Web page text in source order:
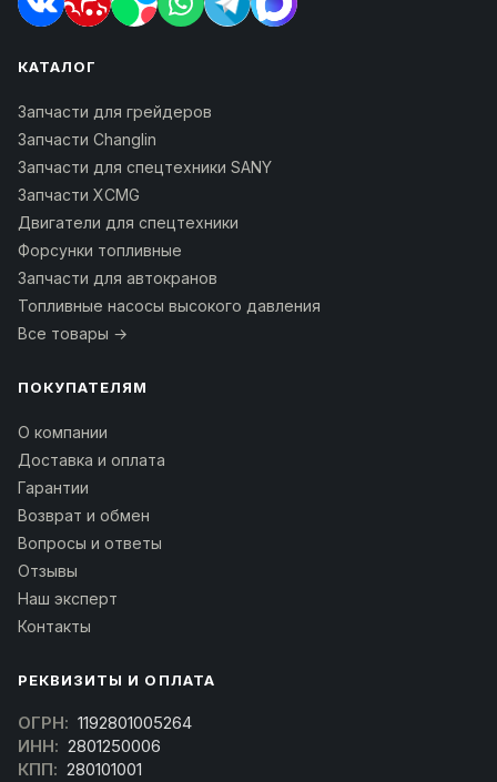
КАТАЛОГ
Запчасти для грейдеров
Запчасти Changlin
Запчасти для спецтехники SANY
Запчасти XCMG
Двигатели для спецтехники
Форсунки топливные
Запчасти для автокранов
Топливные насосы высокого давления
Все товары →
ПОКУПАТЕЛЯМ
О компании
Доставка и оплата
Гарантии
Возврат и обмен
Вопросы и ответы
Отзывы
Наш эксперт
Контакты
РЕКВИЗИТЫ И ОПЛАТА
ОГРН: 1192801005264
ИНН: 2801250006
КПП: 280101001